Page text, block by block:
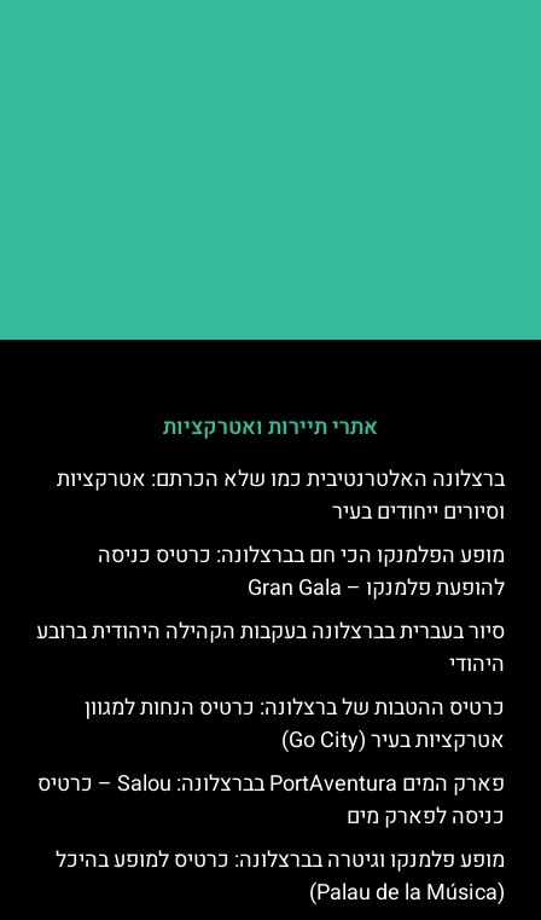
אתרי תיירות ואטרקציות
ברצלונה האלטרנטיבית כמו שלא הכרתם: אטרקציות
וסיורים ייחודים בעיר
מופע הפלמנקו הכי חם בברצלונה: כרטיס כניסה
להופעת פלמנקו – Gran Gala
סיור בעברית בברצלונה בעקבות הקהילה היהודית ברובע
היהודי
כרטיס ההטבות של ברצלונה: כרטיס הנחות למגוון
אטרקציות בעיר (Go City)
פארק המים PortAventura בברצלונה: Salou – כרטיס
כניסה לפארק מים
מופע פלמנקו וגיטרה בברצלונה: כרטיס למופע בהיכל
(Palau de la Música)